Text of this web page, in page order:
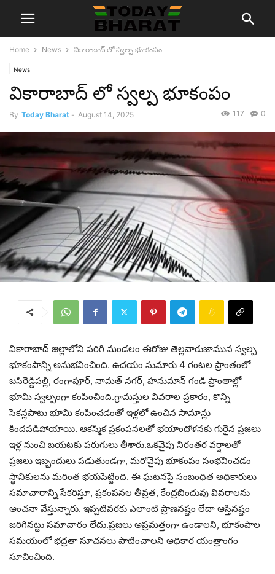
Home News వికారాబాద్ లో స్వల్ప భూకంపం
News
వికారాబాద్ లో స్వల్ప భూకంపం
By Today Bharat - August 14, 2025 0
117
వికారాబాద్ జిల్లాలోని పరిగి మండలం ఈరోజు తెల్లవారుజామున స్వల్ప
భూకంపాన్ని అనుభవించింది. ఉదయం సుమారు 4 గంటల ప్రాంతంలో
బసిరెడ్డిపల్లి, రంగాపూర్, నామత్ నగర్, హనుమాన్ గండి ప్రాంతాల్లో
భూమి స్వల్పంగా కంపించింది.గ్రామస్తుల వివరాల ప్రకారం, కొన్ని
సెకన్లపాటు భూమి కంపించడంతో ఇళ్లలో ఉంచిన సామాన్లు
కిందపడిపోయాయి. ఆకస్మిక ప్రకంపనలతో భయాందోళనకు గురైన ప్రజలు
ఇళ్ల నుంచి బయటకు పరుగులు తీశారు.ఒకవైపు నిరంతర వర్షాలతో
ప్రజలు ఇబ్బందులు పడుతుండగా, మరోవైపు భూకంపం సంభవించడం
స్థానికులను మరింత భయపెట్టింది. ఈ ఘటనపై సంబంధిత అధికారులు
సమాచారాన్ని సేకరిస్తూ, ప్రకంపనల తీవ్రత, కేంద్రబిందువు వివరాలను
అంచనా వేస్తున్నారు. ఇప్పటివరకు ఎలాంటి ప్రాణనష్టం లేదా ఆస్తినష్టం
జరిగినట్టు సమాచారం లేదు.ప్రజలు అప్రమత్తంగా ఉండాలని, భూకంపాల
సమయంలో భద్రతా సూచనలు పాటించాలని అధికార యంత్రాంగం
సూచించింది.